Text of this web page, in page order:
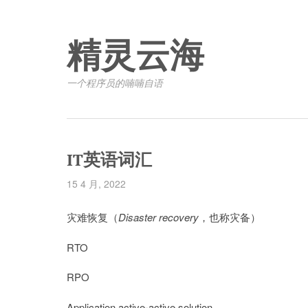
精灵云海
一个程序员的喃喃自语
IT英语词汇
15 4 月, 2022
灾难恢复（Disaster recovery ，也称灾备）
RTO
RPO